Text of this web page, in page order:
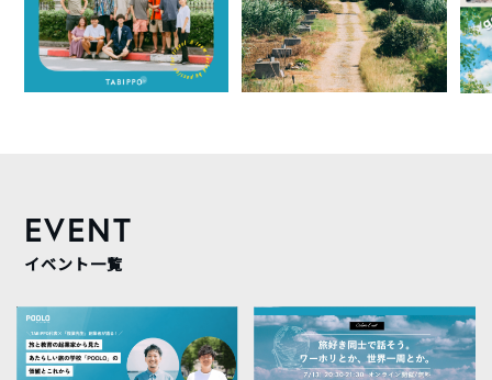
EVENT
イベント一覧